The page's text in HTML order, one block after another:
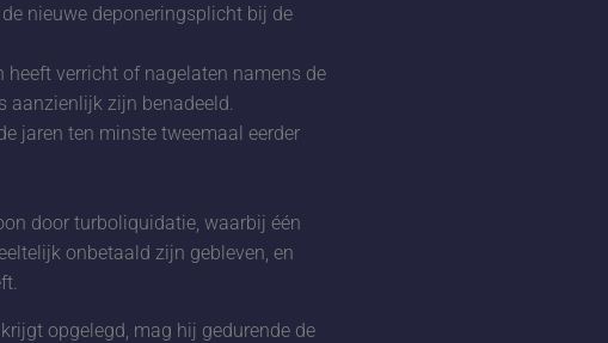
nieuwe deponeringsplicht bij de
verricht of nagelaten namens de
aanzienlijk zijn benadeeld.
jaren ten minste tweemaal eerder
door turboliquidatie, waarbij één
onbetaald zijn gebleven, en
opgelegd, mag hij gedurende de